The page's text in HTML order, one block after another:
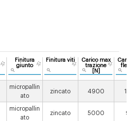
Finitura
giunto
Finitura viti
Carico max
trazione
[N]
micropallin
ato
zincato 4900
micropallin
ato
zincato 5000